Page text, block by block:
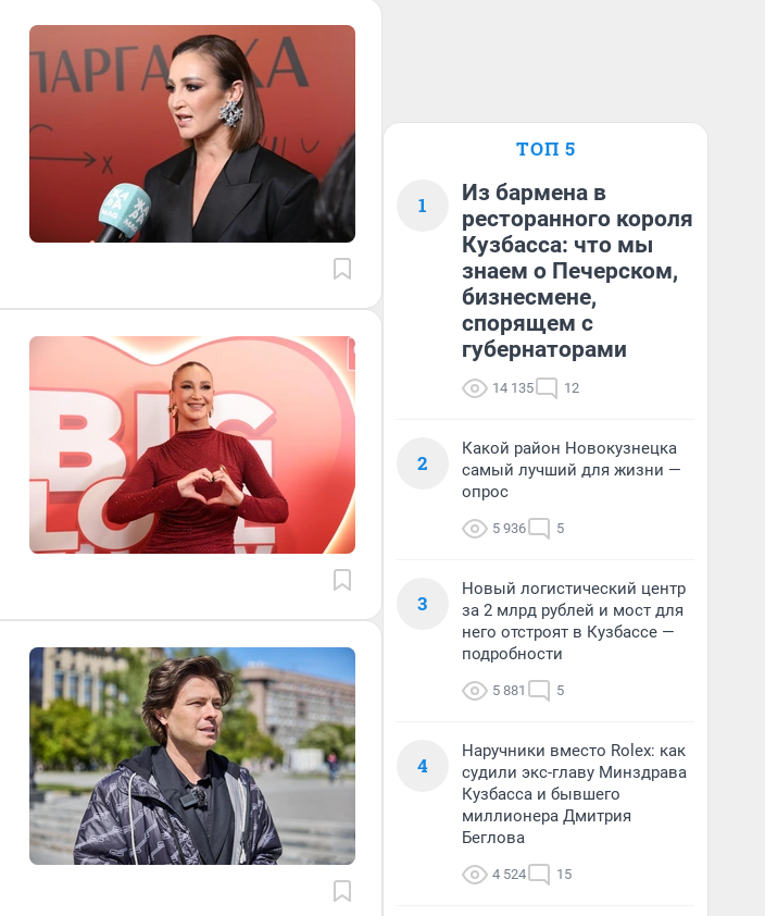
ТОП 5
1
Из бармена в
ресторанного короля
Кузбасса: что мы
знаем о Печерском,
бизнесмене,
спорящем с
губернаторами
14 135 12
2
Какой район Новокузнецка
самый лучший для жизни —
опрос
5 936 5
3
Новый логистический центр
за 2 млрд рублей и мост для
него отстроят в Кузбассе —
подробности
5 881 5
4
Наручники вместо Rolex: как
судили экс-главу Минздрава
Кузбасса и бывшего
миллионера Дмитрия
Беглова
4 524 15